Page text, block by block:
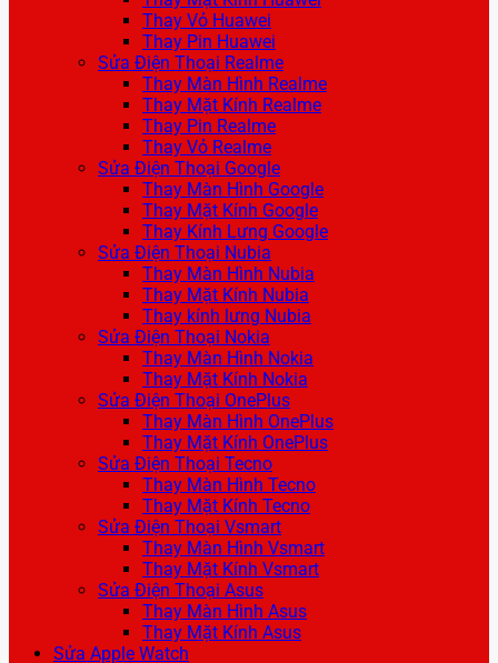
Thay Vỏ Huawei
Thay Pin Huawei
Sửa Điện Thoại Realme
Thay Màn Hình Realme
Thay Mặt Kính Realme
Thay Pin Realme
Thay Vỏ Realme
Sửa Điện Thoại Google
Thay Màn Hình Google
Thay Mặt Kính Google
Thay Kính Lưng Google
Sửa Điện Thoại Nubia
Thay Màn Hình Nubia
Thay Mặt Kính Nubia
Thay kính lưng Nubia
Sửa Điện Thoại Nokia
Thay Màn Hình Nokia
Thay Mặt Kính Nokia
Sửa Điện Thoại OnePlus
Thay Màn Hình OnePlus
Thay Mặt Kính OnePlus
Sửa Điện Thoại Tecno
Thay Màn Hình Tecno
Thay Mặt Kính Tecno
Sửa Điện Thoại Vsmart
Thay Màn Hình Vsmart
Thay Mặt Kính Vsmart
Sửa Điện Thoại Asus
Thay Màn Hình Asus
Thay Mặt Kính Asus
Sửa Apple Watch